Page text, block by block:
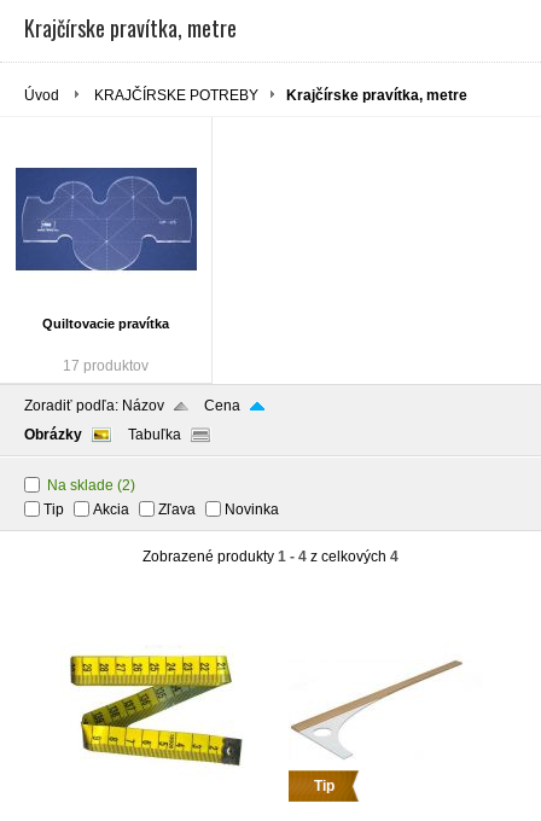
Krajčírske pravítka, metre
Úvod KRAJČÍRSKE POTREBY Krajčírske pravítka, metre
Quiltovacie pravítka
17 produktov
Zoradiť podľa: Názov
Cena
Obrázky
Tabuľka
Na sklade (2)
Tip
Akcia Zľava Novinka
Zobrazené produkty 1 - 4 z celkových 4
Tip